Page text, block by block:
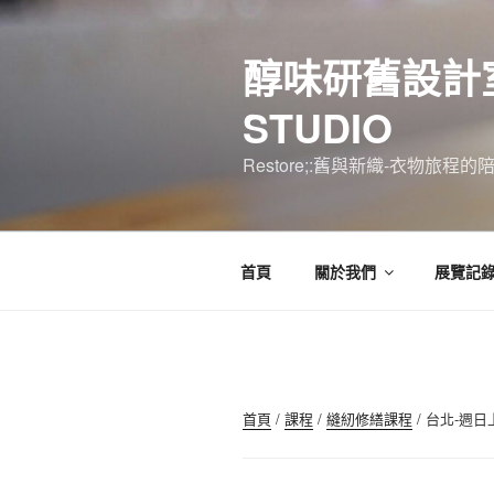
跳
醇味研舊設
STUDIO
Restore;:舊與新織-衣物旅程的
首頁 關於我們 展覽記
首頁 / 課程 / 縫紉修繕課程 / 台北-週日